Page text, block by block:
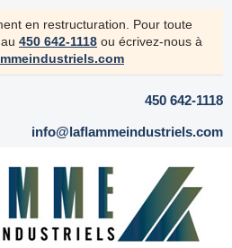
en restructuration. Pour toute
450 642-1118 ou écrivez-nous à
450 642-1118
info@laflammeindustriels.com